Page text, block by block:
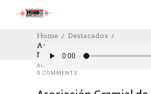
Home
Destacados
Asociación Gremial De Turismo
Norte Chico
DESTACADOS SOCIAL,SOCIAL
06/
AUTHOR: HECTOR
0 COMMENTS